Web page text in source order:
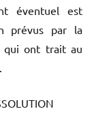
éventuel est
prévus par la
qui ont trait au